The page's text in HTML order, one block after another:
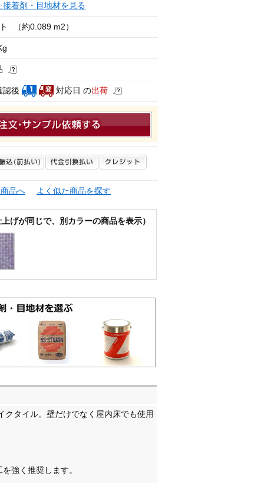
接着剤・目地材を見る
（約0.089 m2）
認後 対応日 の出荷
品へ よく似た商品を探す
げが同じで、別カラーの商品を表示）
タイル。壁だけでなく屋内床でも使用
強く推奨します。